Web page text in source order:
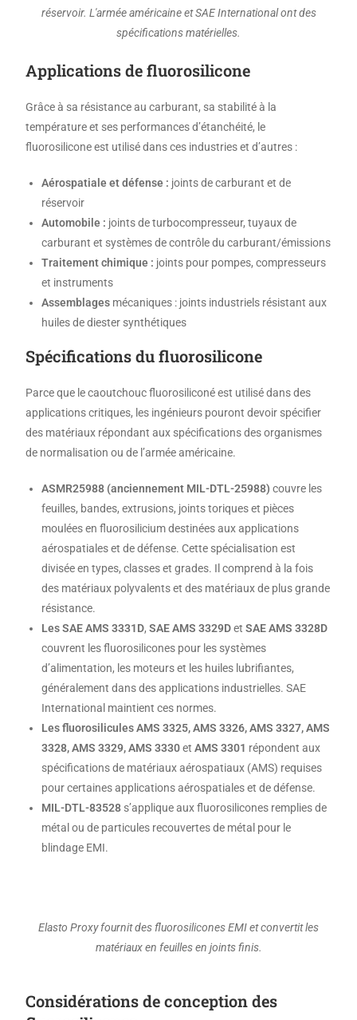
réservoir. L'armée américaine et SAE International ont des
spécifications matérielles.
Applications de fluorosilicone
Grâce à sa résistance au carburant, sa stabilité à la
température et ses performances d’étanchéité, le
fluorosilicone est utilisé dans ces industries et d’autres :
Aérospatiale et défense : joints de carburant et de
réservoir
Automobile : joints de turbocompresseur, tuyaux de
carburant et systèmes de contrôle du carburant/émissions
Traitement chimique : joints pour pompes, compresseurs
et instruments
Assemblages mécaniques : joints industriels résistant aux
huiles de diester synthétiques
Spécifications du fluorosilicone
Parce que le caoutchouc fluorosiliconé est utilisé dans des
applications critiques, les ingénieurs pouront devoir spécifier
des matériaux répondant aux spécifications des organismes
de normalisation ou de l’armée américaine.
ASMR25988 (anciennement MIL-DTL-25988) couvre les
feuilles, bandes, extrusions, joints toriques et pièces
moulées en fluorosilicium destinées aux applications
aérospatiales et de défense. Cette spécialisation est
divisée en types, classes et grades. Il comprend à la fois
des matériaux polyvalents et des matériaux de plus grande
résistance.
Les SAE AMS 3331D,SAE AMS 3329DetSAE AMS 3328D
couvrent les fluorosilicones pour les systèmes
d’alimentation, les moteurs et les huiles lubrifiantes,
généralement dans des applications industrielles. SAE
International maintient ces normes.
Les fluorosilicules AMS 3325, AMS 3326, AMS 3327, AMS
3328, AMS 3329, AMS 3330et AMS 3301 répondent aux
spécifications de matériaux aérospatiaux (AMS) requises
pour certaines applications aérospatiales et de défense.
MIL-DTL-83528 s’applique aux fluorosilicones remplies de
métal ou de particules recouvertes de métal pour le
blindage EMI.
Elasto Proxy fournit des fluorosilicones EMI et convertit les
matériaux en feuilles en joints finis.
Considérations de conception des